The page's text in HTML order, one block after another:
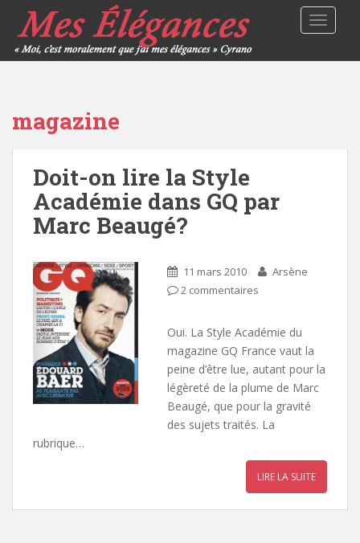
magazine
Doit-on lire la Style
Académie dans GQ par
Marc Beaugé?
11 mars 2010
Arsène
2 commentaires
Oui. La Style Académie du
magazine GQ France vaut la
peine d’être lue, autant pour la
légèreté de la plume de Marc
Beaugé, que pour la gravité
des sujets traités. La
rubrique…
LIRE LA SUITE